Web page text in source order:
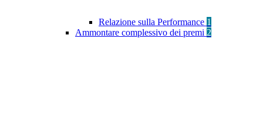
Relazione sulla Performance 1
Ammontare complessivo dei premi 2